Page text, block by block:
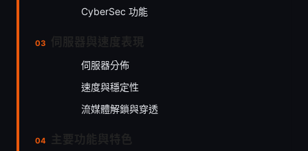
CyberSec 功能
伺服器分佈
速度與穩定性
流媒體解鎖與穿透